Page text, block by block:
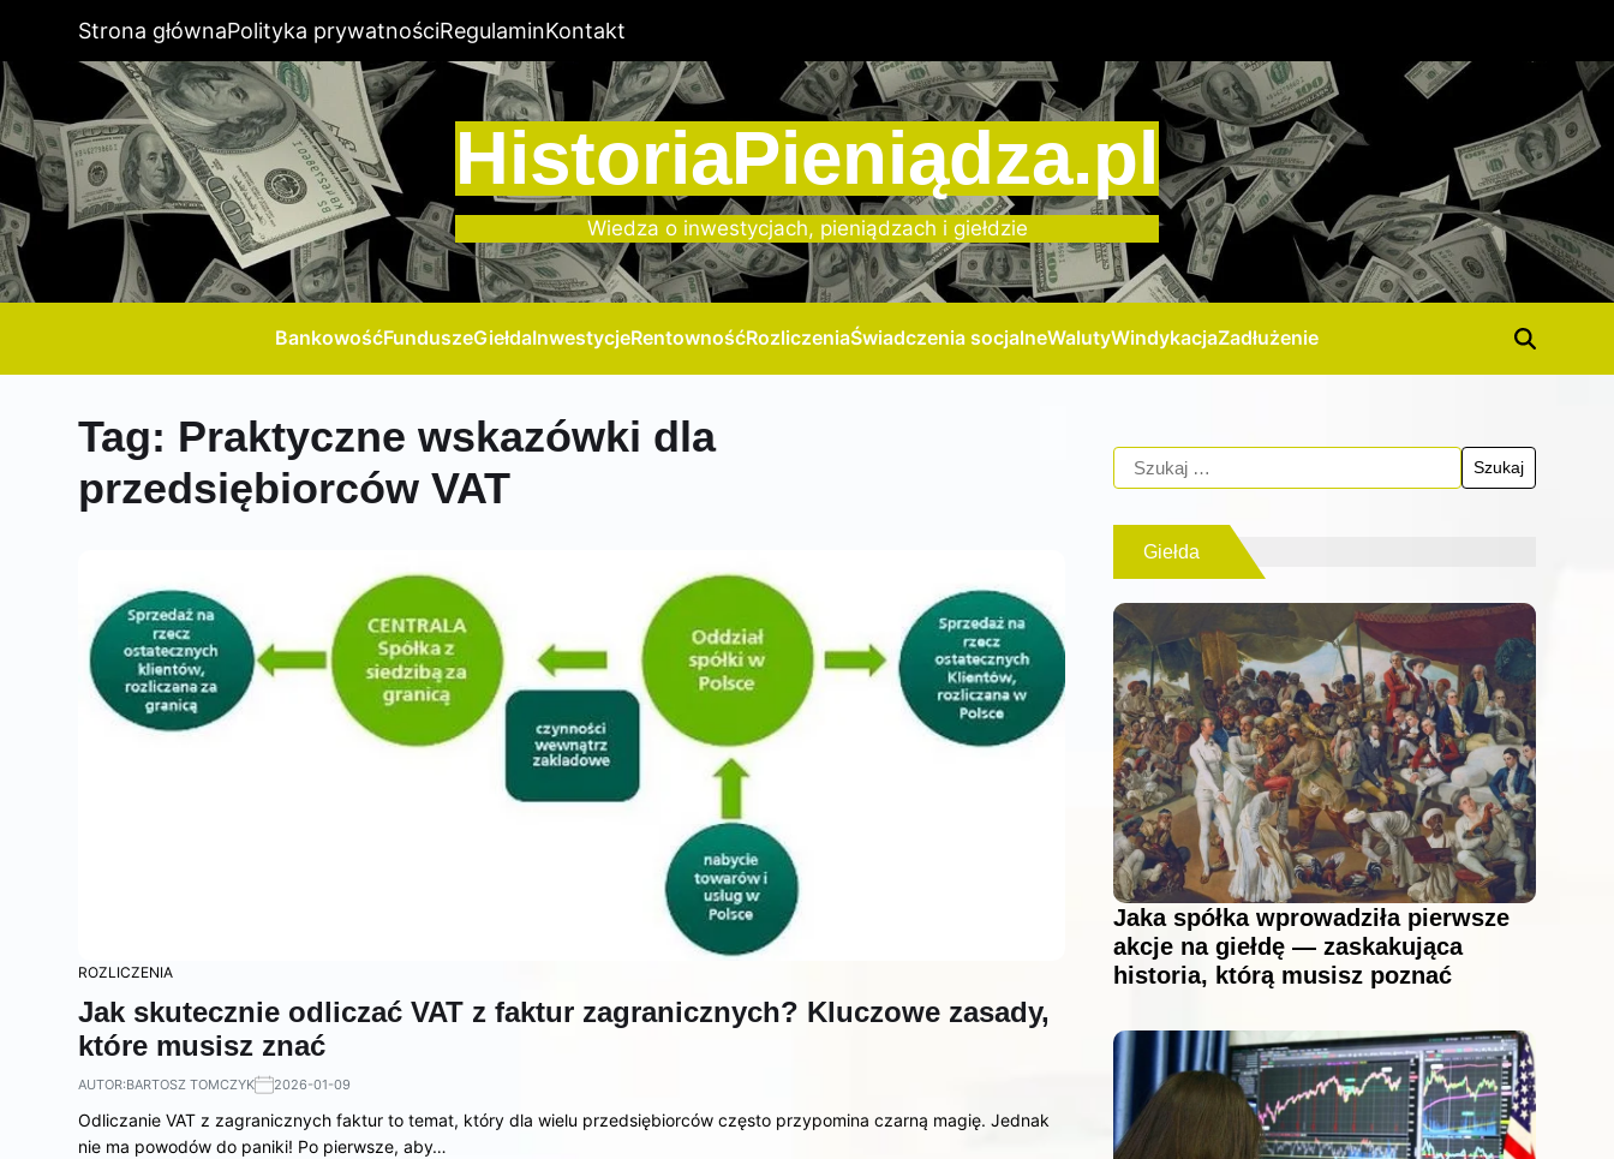
Strona głównaPolityka prywatnościRegulaminKontakt
HistoriaPieniądza.pl
Wiedza o inwestycjach, pieniądzach i giełdzie
BankowośćFunduszeGiełdaInwestycjeRentownośćRozliczeniaŚwiadczenia socjalneWalutyWindykacjaZadłużenie
Tag: Praktyczne wskazówki dla
przedsiębiorców VAT
ROZLICZENIA
Jak skutecznie odliczać VAT z faktur zagranicznych? Kluczowe zasady,
które musisz znać
AUTOR:BARTOSZ TOMCZYK 2026-01-09
Odliczanie VAT z zagranicznych faktur to temat, który dla wielu przedsiębiorców często przypomina czarną magię. Jednak
nie ma powodów do paniki! Po pierwsze, aby…
Giełda
Jaka spółka wprowadziła pierwsze
akcje na giełdę — zaskakująca
historia, którą musisz poznać